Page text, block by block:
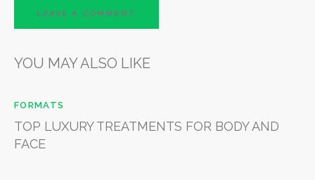
YOU MAY ALSO LIKE
FORMATS
TOP LUXURY TREATMENTS FOR BODY AND
FACE